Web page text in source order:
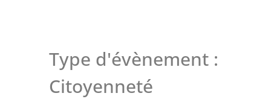
Type d'évènement :
Citoyenneté